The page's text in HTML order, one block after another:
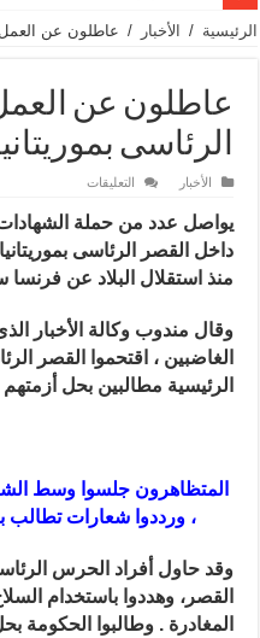
الرئيسية / الأخبار / عاطلون عن العمل
عاطلون عن
الرئاسى
الأخبار التعليقات
عن
العمل
القصر
الرئاسى
بموريتانيا
يواصل عدد من حملة
داخل القصر الرئاسى
منذ استقلال البلاد عن فرنسا سنة
وقال مندوب وكالة الأخبار
الغاضبين ، اقتحموا القصر
الرئيسية مطالبين بحل
المتظاهرون جلسوا وسط
، ورددوا شعارات تطالب
وقد حاول أفراد الحرس
القصر، وهددوا باستخدام
المغادرة . وطالبوا الحكومة